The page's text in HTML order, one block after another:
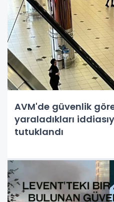
AVM'de güvenlik
yaraladıkları
tutuklandı